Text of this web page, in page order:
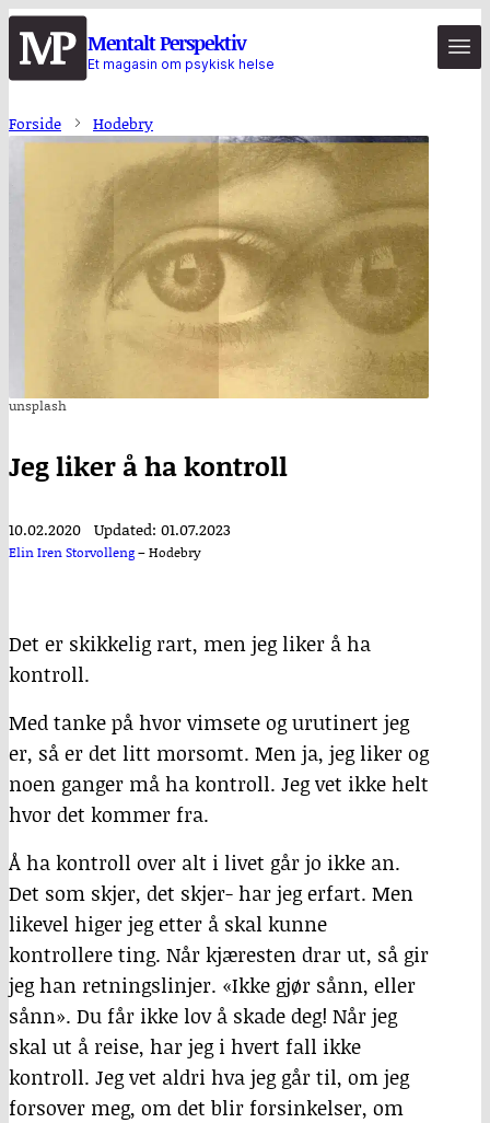
Hopp
til
hovedinnhold
Mentalt Perspektiv
Et magasin om psykisk helse
Forside Hodebry
unsplash
Jeg liker å ha kontroll
10.02.2020 Updated: 01.07.2023
Elin Iren Storvolleng–Hodebry
Det er skikkelig rart, men jeg liker å ha
kontroll.
Med tanke på hvor vimsete og urutinert jeg
er, så er det litt morsomt. Men ja, jeg liker og
noen ganger må ha kontroll. Jeg vet ikke helt
hvor det kommer fra.
Å ha kontroll over alt i livet går jo ikke an.
Det som skjer, det skjer- har jeg erfart. Men
likevel higer jeg etter å skal kunne
kontrollere ting. Når kjæresten drar ut, så gir
jeg han retningslinjer. «Ikke gjør sånn, eller
sånn». Du får ikke lov å skade deg! Når jeg
skal ut å reise, har jeg i hvert fall ikke
kontroll. Jeg vet aldri hva jeg går til, om jeg
forsover meg, om det blir forsinkelser, om